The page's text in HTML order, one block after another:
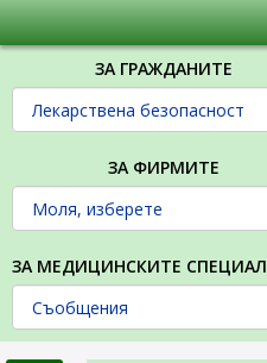
ЗА ГРАЖДАНИТЕ
ЗА ФИРМИТЕ
ЗА МЕДИЦИНСКИТЕ